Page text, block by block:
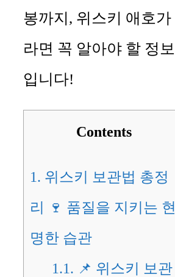
봉까지, 위스키 애호가
라면 꼭 알아야 할 정보
입니다!
Contents
1. 위스키 보관법 총정
리 🍷 품질을 지키는 현
명한 습관
1.1. 📌 위스키 보관